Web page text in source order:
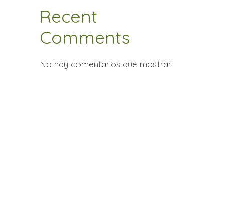
Recent
Comments
No hay comentarios que mostrar.